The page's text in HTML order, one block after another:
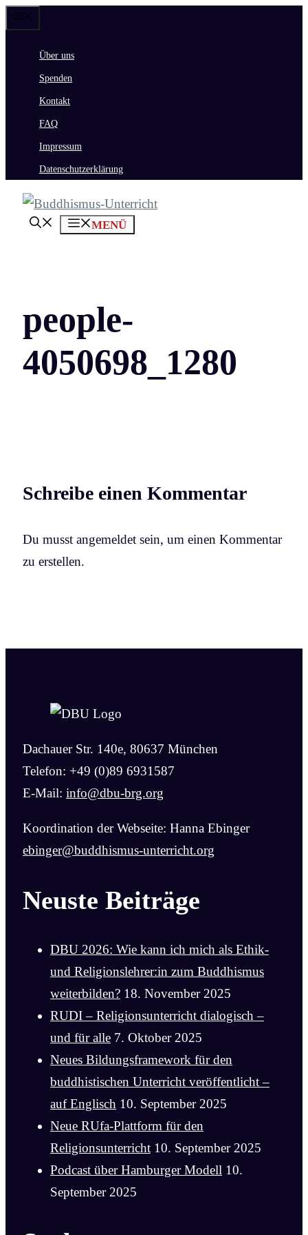
Zum
springenÜber uns
Spenden
Kontakt
FAQ
Impressum
Datenschutzerklärung
MENÜ
people-
4050698_1280
Schreibe einen Kommentar
Du musst angemeldet sein, um einen Kommentar
zu erstellen.
Dachauer Str. 140e, 80637 München
Telefon: +49 (0)89 6931587
E-Mail: info@dbu-brg.org
Koordination der Webseite: Hanna Ebinger
ebinger@buddhismus-unterricht.org
Neuste Beiträge
DBU 2026: Wie kann ich mich als Ethik-
und Religionslehrer:in zum Buddhismus
weiterbilden? 18. November 2025
RUDI – Religionsunterricht dialogisch –
und für alle 7. Oktober 2025
Neues Bildungsframework für den
buddhistischen Unterricht veröffentlicht –
auf Englisch 10. September 2025
Neue RUfa-Plattform für den
Religionsunterricht 10. September 2025
Podcast über Hamburger Modell 10.
September 2025